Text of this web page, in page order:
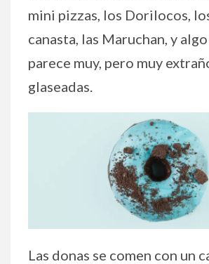
mini pizzas, los Dorilocos,
canasta, las Maruchan, y
parece muy, pero muy
glaseadas.
Las donas se comen con un